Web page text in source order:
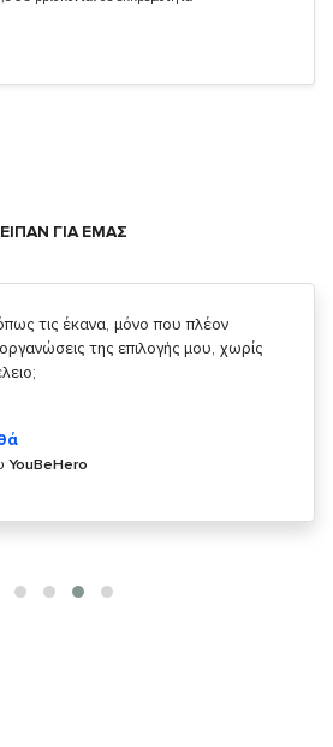
ΕΙΠΑΝ ΓΙΑ ΕΜΑΣ
δίνετε την δυνατότητα να κάνουμε
YouBeHero